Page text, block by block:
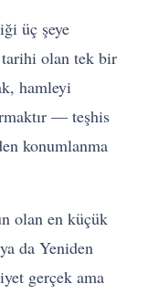
üç şeye
tarihi olan tek bir
hamleyi
— teşhis
konumlanma
olan en küçük
da Yeniden
gerçek ama